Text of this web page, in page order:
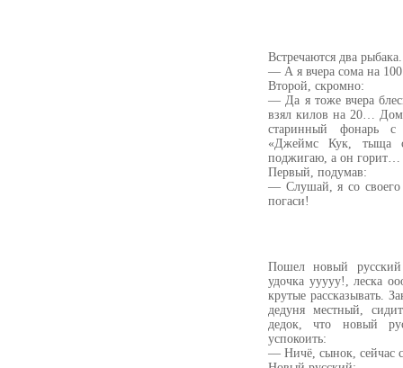
Встречаются два
— А я вчера сома на
Второй, скромно:
— Да я тоже вчера
взял килов на 20…
старинный фонарь с
«Джеймс Кук, тыща
поджигаю, а он горит…
Первый, подумав:
— Слушай, я со своего
погаси!
Пошел новый
удочка ууууу!, леска
крутые рассказывать.
дедуня местный,
дедок, что новый
успокоить:
— Ничё, сынок, сейчас